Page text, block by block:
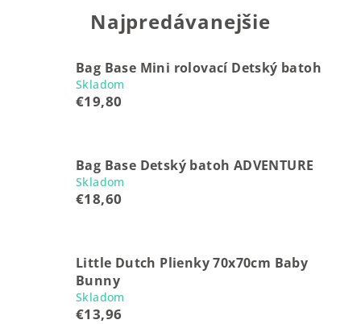
Najpredávanejšie
Bag Base Mini rolovací Detský batoh
Skladom
€19,80
Bag Base Detský batoh ADVENTURE
Skladom
€18,60
Little Dutch Plienky 70x70cm Baby
Bunny
Skladom
€13,96